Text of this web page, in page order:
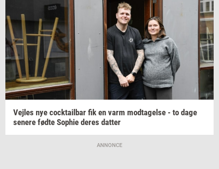
Vej­les nye co­ck­tail­bar fik en varm mod­ta­gel­se - to dage
se­ne­re fødte Sop­hie deres dat­ter
ANNONCE